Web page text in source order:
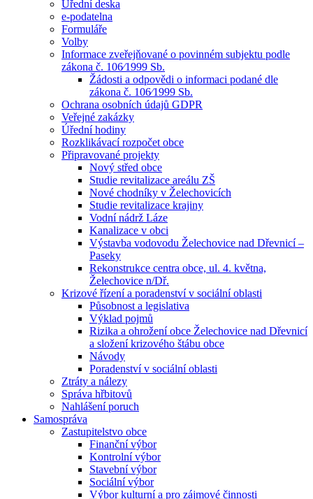
Úřední deska
e-podatelna
Formuláře
Volby
Informace zveřejňované o povinném subjektu podle
zákona č. 106⁄1999 Sb.
Žádosti a odpovědi o informaci podané dle
zákona č. 106⁄1999 Sb.
Ochrana osobních údajů GDPR
Veřejné zakázky
Úřední hodiny
Rozklikávací rozpočet obce
Připravované projekty
Nový střed obce
Studie revitalizace areálu ZŠ
Nové chodníky v Želechovicích
Studie revitalizace krajiny
Vodní nádrž Láze
Kanalizace v obci
Výstavba vodovodu Želechovice nad Dřevnicí –
Paseky
Rekonstrukce centra obce, ul. 4. května,
Želechovice n/Dř.
Krizové řízení a poradenství v sociální oblasti
Působnost a legislativa
Výklad pojmů
Rizika a ohrožení obce Želechovice nad Dřevnicí
a složení krizového štábu obce
Návody
Poradenství v sociální oblasti
Ztráty a nálezy
Správa hřbitovů
Nahlášení poruch
Samospráva
Zastupitelstvo obce
Finanční výbor
Kontrolní výbor
Stavební výbor
Sociální výbor
Výbor kulturní a pro zájmové činnosti